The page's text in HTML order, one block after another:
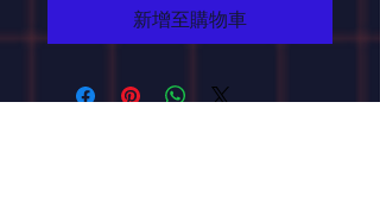
新增至購物車